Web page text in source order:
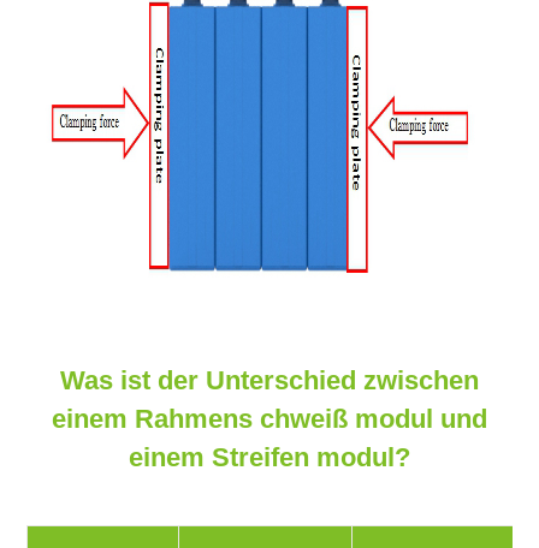
Was ist der Unterschied zwischen
einem Rahmens chweiß modul und
einem Streifen modul?